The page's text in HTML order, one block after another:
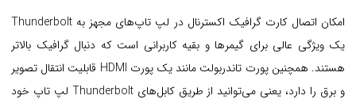
امکان اتصال کارت گرافیک اکسترنال در لپ تاپ‌های مجهز به Thunderbolt
یک ویژگی عالی برای گیمرها و بقیه کاربرانی است که دنبال گرافیک بالاتر
هستند. همچنین پورت تاندربولت مانند یک پورت HDMI قابلیت انتقال تصویر
و برق را دارد، یعنی می‌توانید از طریق کابل‌های Thunderbolt لپ تاپ خود